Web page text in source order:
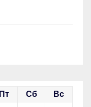
Пт Сб Вс